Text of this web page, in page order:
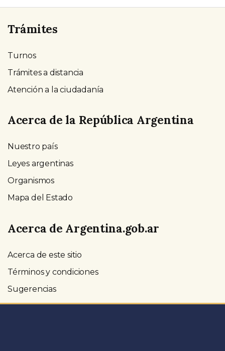
Trámites
Turnos
Trámites a distancia
Atención a la ciudadanía
Acerca de la República Argentina
Nuestro país
Leyes argentinas
Organismos
Mapa del Estado
Acerca de Argentina.gob.ar
Acerca de este sitio
Términos y condiciones
Sugerencias